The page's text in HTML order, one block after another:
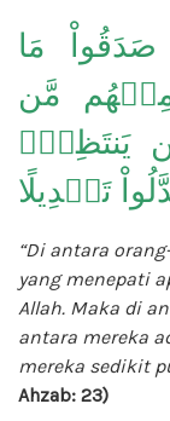
مَا
مَّن
يَنتَظِرُۖ
تَبۡدِيلًا
“Di antara
yang menepati
Allah. Maka di
antara mereka
mereka sedikit
Ahzab: 23)